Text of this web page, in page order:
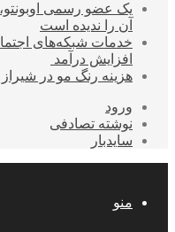
یک عضو رسمی
آن را ندیده است
افزایش درآمد
هزینه رنگ مو در
ورود
نوشته تصادفی
سایدبار
منو